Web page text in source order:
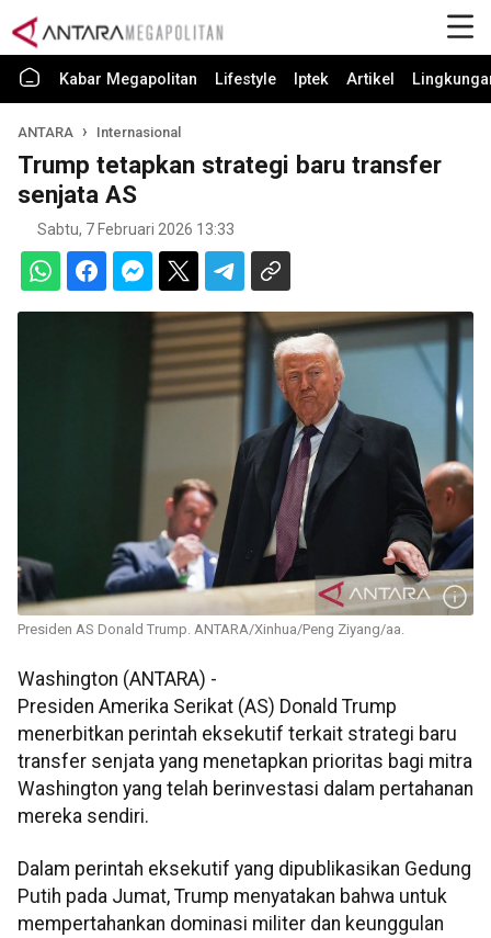
Kabar Megapolitan Lifestyle Iptek Artikel
ANTARA Internasional
Trump tetapkan strategi baru transfer
senjata AS
Sabtu, 7 Februari 2026 13:33
Presiden AS Donald Trump. ANTARA/Xinhua/Peng Ziyang/aa.
Washington (ANTARA) -
Presiden Amerika Serikat (AS) Donald Trump
menerbitkan perintah eksekutif terkait strategi baru
transfer senjata yang menetapkan prioritas bagi mitra
Washington yang telah berinvestasi dalam pertahanan
mereka sendiri.
Dalam perintah eksekutif yang dipublikasikan Gedung
Putih pada Jumat, Trump menyatakan bahwa untuk
mempertahankan dominasi militer dan keunggulan